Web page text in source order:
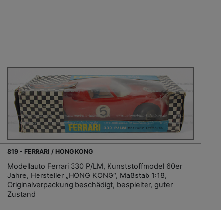
819 - FERRARI / HONG KONG
Modellauto Ferrari 330 P/LM, Kunststoffmodel 60er
Jahre, Hersteller „HONG KONG“, Maßstab 1:18,
Originalverpackung beschädigt, bespielter, guter
Zustand